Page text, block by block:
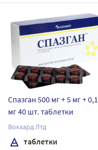
Спазган 500 мг + 5 мг + 0,1
мг 40 шт. таблетки
Вокхард Лтд
таблетки